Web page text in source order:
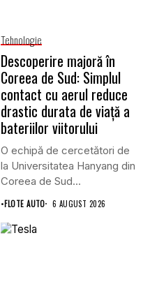
Tehnologie
Descoperire majoră în
Coreea de Sud: Simplul
contact cu aerul reduce
drastic durata de viață a
bateriilor viitorului
O echipă de cercetători de
la Universitatea Hanyang din
Coreea de Sud...
•FLOTE AUTO 6 AUGUST 2026